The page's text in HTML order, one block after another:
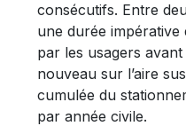
consécutifs. Entre
une durée impérative
par les usagers
nouveau sur l’aire
cumulée du
par année civile.